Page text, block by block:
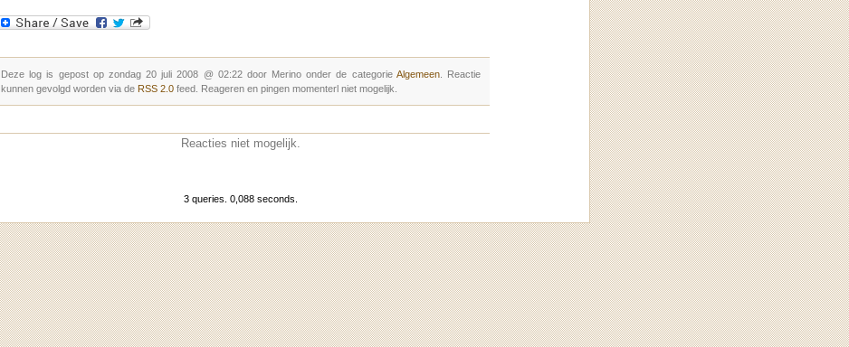
Deze log is gepost op zondag 20 juli 2008 @ 02:22 door Merino onder de categorie Algemeen. Reactie
kunnen gevolgd worden via de RSS 2.0 feed. Reageren en pingen momenterl niet mogelijk.
Reacties niet mogelijk.
3 queries. 0,088 seconds.